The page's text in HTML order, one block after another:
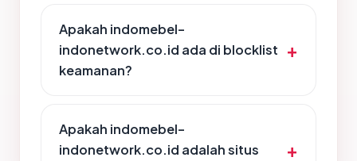
Apakah indomebel-
indonetwork.co.id ada di blocklist
keamanan?
Apakah indomebel-
indonetwork.co.id adalah situs